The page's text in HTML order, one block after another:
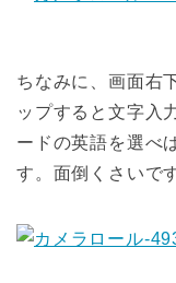
ちなみに、画面右
ップすると文字入
ードの英語を選べ
す。面倒くさいで